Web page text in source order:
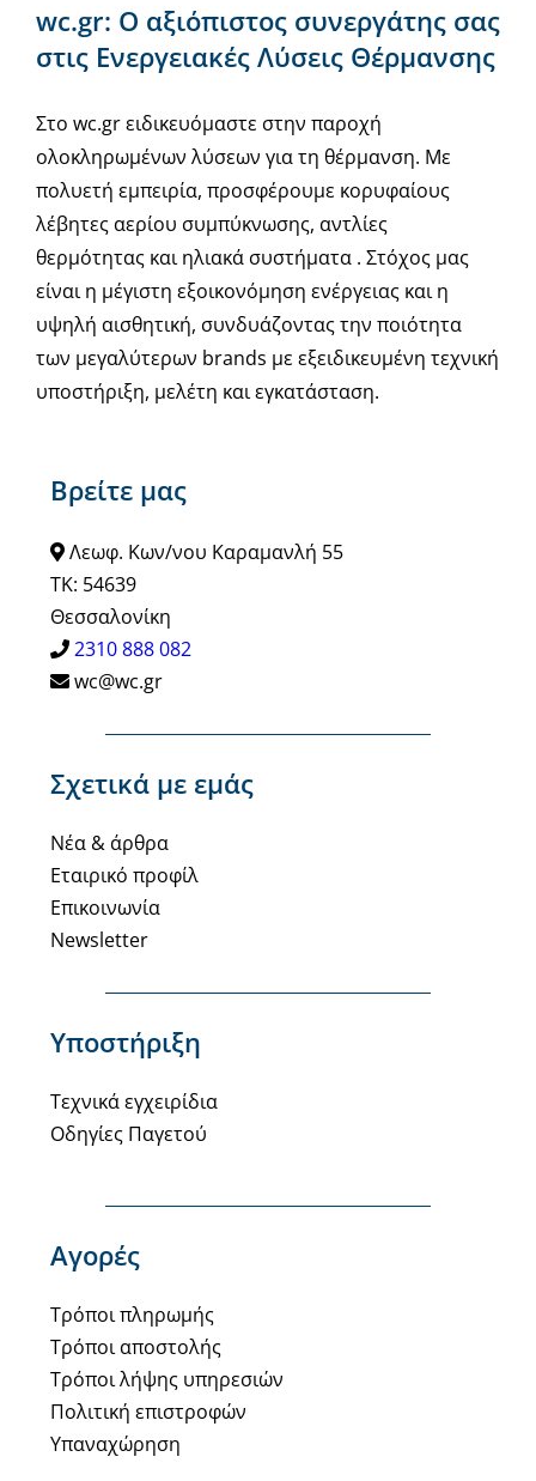
Βρείτε μας
Λεωφ. Κων/νου Καραμανλή 55
ΤΚ: 54639
Θεσσαλονίκη
2310 888 082
wc@wc.gr
Σχετικά με εμάς
Νέα & άρθρα
Εταιρικό προφίλ
Επικοινωνία
Newsletter
Υποστήριξη
Τεχνικά εγχειρίδια
Οδηγίες Παγετού
Αγορές
Τρόποι πληρωμής
Τρόποι αποστολής
Τρόποι λήψης υπηρεσιών
Πολιτική επιστροφών
Υπαναχώρηση
wc.gr: Ο αξιόπιστος συνεργάτης σας
στις Ενεργειακές Λύσεις Θέρμανσης
Στο wc.gr ειδικευόμαστε στην παροχή
ολοκληρωμένων λύσεων για τη θέρμανση. Με
πολυετή εμπειρία, προσφέρουμε κορυφαίους
λέβητες αερίου συμπύκνωσης, αντλίες
θερμότητας και ηλιακά συστήματα . Στόχος μας
είναι η μέγιστη εξοικονόμηση ενέργειας και η
υψηλή αισθητική, συνδυάζοντας την ποιότητα
των μεγαλύτερων brands με εξειδικευμένη τεχνική
υποστήριξη, μελέτη και εγκατάσταση.